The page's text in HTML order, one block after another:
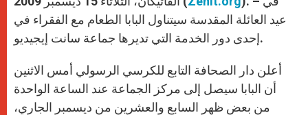
p e
r
k
عيد العائلة المقدسة سيتناول البابا الطعام مع الفقراء في
إحدى دور الخدمة التي تديرها جماعة سانت إيجيديو.
أعلن دار الصحافة التابع للكرسي الرسولي أمس الاثنين
أن البابا سيصل إلى مركز الجماعة عند الساعة الواحدة
من بعض ظهر السابع والعشرين من ديسمبر الجاري،